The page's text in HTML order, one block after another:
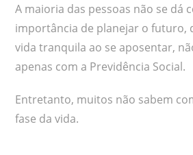
A maioria das pessoas não se dá
importância de planejar o futuro,
vida tranquila ao se aposentar,
apenas com a Previdência Social.
Entretanto, muitos não sabem
fase da vida.